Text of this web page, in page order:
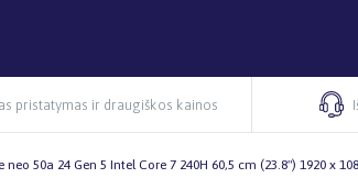
pristatymas ir draugiškos kainos
50a 24 Gen 5 Intel Core 7 240H 60,5 cm (23.8") 1920 x